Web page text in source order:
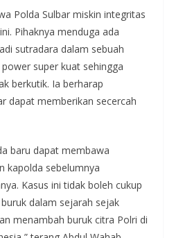
Polda Sulbar miskin integritas
Pihaknya menduga ada
sutradara dalam sebuah
super kuat sehingga
berkutik. Ia berharap
dapat memberikan secercah
baru dapat membawa
kapolda sebelumnya
Kasus ini tidak boleh cukup
dalam sejarah sejak
menambah buruk citra Polri di